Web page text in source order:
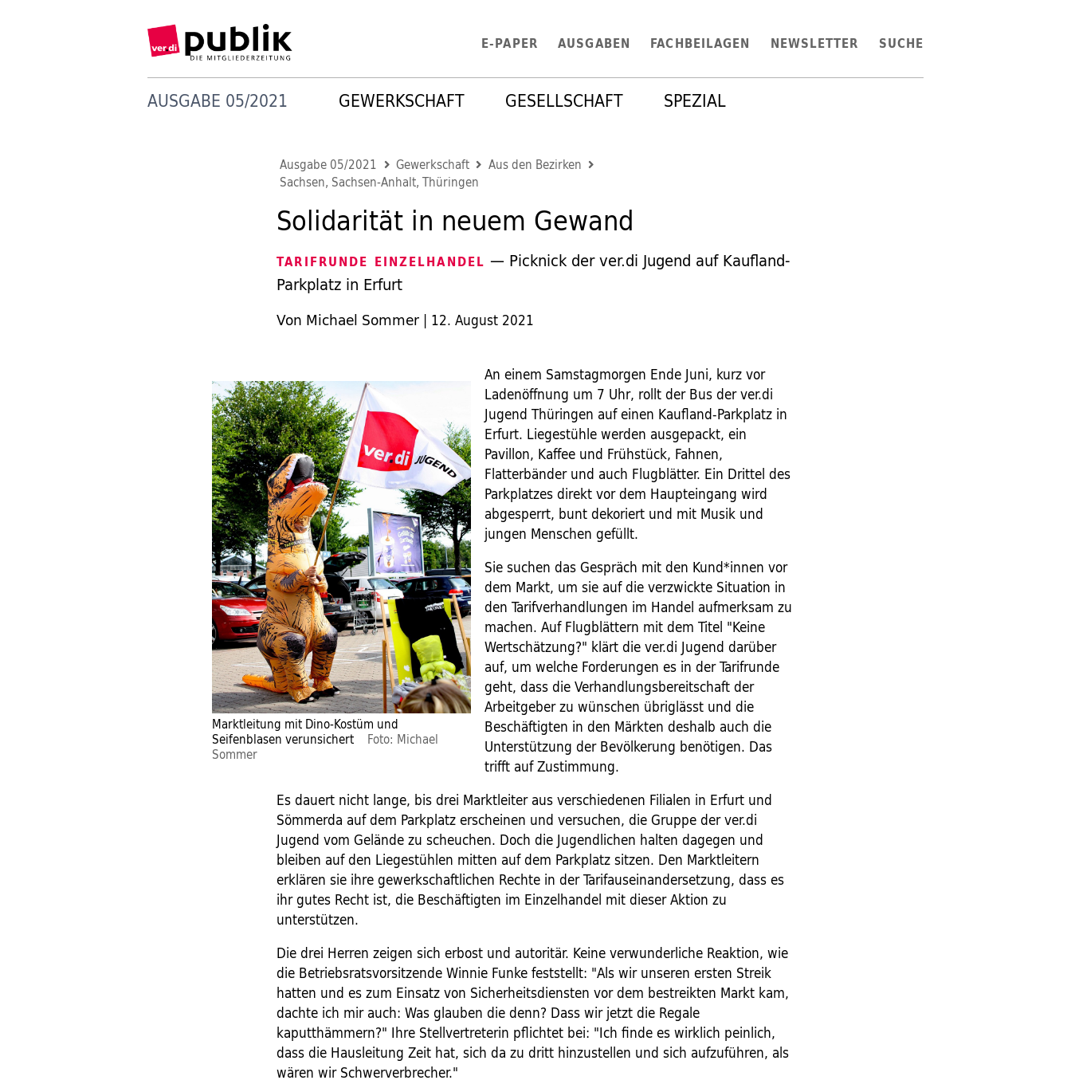
E-PAPER AUSGABEN FACHBEILAGEN NEWSLETTER SUCHE
AUSGABE 05/2021 GEWERKSCHAFT GESELLSCHAFT SPEZIAL
Ausgabe 05/2021 Gewerkschaft
Aus den Bezirken
Sachsen, Sachsen-Anhalt, Thüringen
Solidarität in neuem Gewand
TARIFRUNDE EINZELHANDEL — Picknick der ver.di Jugend auf Kaufland-
Parkplatz in Erfurt
Von Michael Sommer | 12. August 2021
Marktleitung mit Dino-Kostüm und
Seifenblasen verunsichert Foto: Michael
Sommer
An einem Samstagmorgen Ende Juni, kurz vor
Ladenöffnung um 7 Uhr, rollt der Bus der ver.di
Jugend Thüringen auf einen Kaufland-Parkplatz in
Erfurt. Liegestühle werden ausgepackt, ein
Pavillon, Kaffee und Frühstück, Fahnen,
Flatterbänder und auch Flugblätter. Ein Drittel des
Parkplatzes direkt vor dem Haupteingang wird
abgesperrt, bunt dekoriert und mit Musik und
jungen Menschen gefüllt.
Sie suchen das Gespräch mit den Kund*innen vor
dem Markt, um sie auf die verzwickte Situation in
den Tarifverhandlungen im Handel aufmerksam zu
machen. Auf Flugblättern mit dem Titel "Keine
Wertschätzung?" klärt die ver.di Jugend darüber
auf, um welche Forderungen es in der Tarifrunde
geht, dass die Verhandlungsbereitschaft der
Arbeitgeber zu wünschen übriglässt und die
Beschäftigten in den Märkten deshalb auch die
Unterstützung der Bevölkerung benötigen. Das
trifft auf Zustimmung.
Es dauert nicht lange, bis drei Marktleiter aus verschiedenen Filialen in Erfurt und
Sömmerda auf dem Parkplatz erscheinen und versuchen, die Gruppe der ver.di
Jugend vom Gelände zu scheuchen. Doch die Jugendlichen halten dagegen und
bleiben auf den Liegestühlen mitten auf dem Parkplatz sitzen. Den Marktleitern
erklären sie ihre gewerkschaftlichen Rechte in der Tarifauseinandersetzung, dass es
ihr gutes Recht ist, die Beschäftigten im Einzelhandel mit dieser Aktion zu
unterstützen.
Die drei Herren zeigen sich erbost und autoritär. Keine verwunderliche Reaktion, wie
die Betriebsratsvorsitzende Winnie Funke feststellt: "Als wir unseren ersten Streik
hatten und es zum Einsatz von Sicherheitsdiensten vor dem bestreikten Markt kam,
dachte ich mir auch: Was glauben die denn? Dass wir jetzt die Regale
kaputthämmern?" Ihre Stellvertreterin pflichtet bei: "Ich finde es wirklich peinlich,
dass die Hausleitung Zeit hat, sich da zu dritt hinzustellen und sich aufzuführen, als
wären wir Schwerverbrecher."